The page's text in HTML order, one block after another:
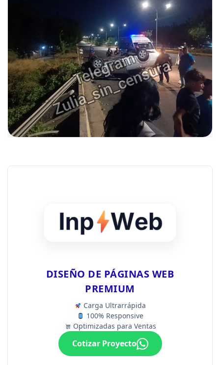
DISEÑO DE PÁGINAS WEB
PREMIUM
Carga Ultrarrápida
100% Responsive
Optimizadas para Ventas
Cotizar Proyecto